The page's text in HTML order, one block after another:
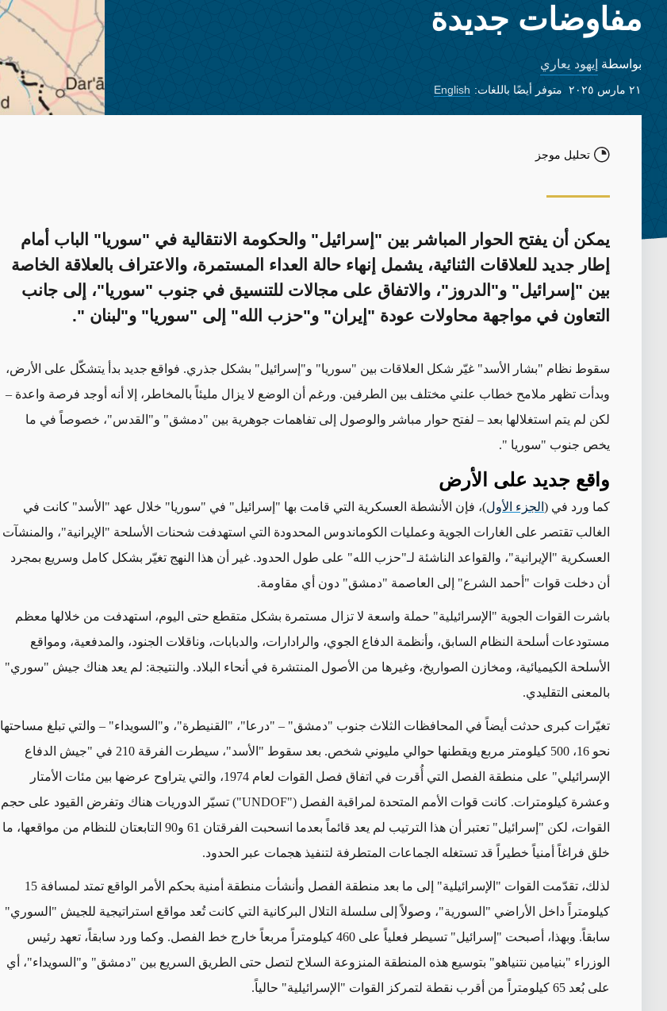
مفاوضات جديدة
بواسطة إيهود يعاري
٢١ مارس ٢٠٢٥ متوفر أيضًا باللغات: English
تحليل موجز
يمكن أن يفتح الحوار المباشر بين "إسرائيل" والحكومة الانتقالية في "سوريا" الباب أمام
إطار جديد للعلاقات الثنائية، يشمل إنهاء حالة العداء المستمرة، والاعتراف بالعلاقة الخاصة
بين "إسرائيل" و"الدروز"، والاتفاق على مجالات للتنسيق في جنوب "سوريا"، إلى جانب
التعاون في مواجهة محاولات عودة "إيران" و"حزب الله" إلى "سوريا" و"لبنان ".
سقوط نظام "بشار الأسد" غيّر شكل العلاقات بين "سوريا" و"إسرائيل" بشكل جذري. فواقع جديد بدأ يتشكّل على الأرض،
وبدأت تظهر ملامح خطاب علني مختلف بين الطرفين. ورغم أن الوضع لا يزال مليئاً بالمخاطر، إلا أنه أوجد فرصة واعدة –
لكن لم يتم استغلالها بعد – لفتح حوار مباشر والوصول إلى تفاهمات جوهرية بين "دمشق" و"القدس"، خصوصاً في ما
يخص جنوب "سوريا ".
واقع جديد على الأرض
كما ورد في ( الجزء الأول)، فإن الأنشطة العسكرية التي قامت بها "إسرائيل" في "سوريا" خلال عهد "الأسد" كانت في
الغالب تقتصر على الغارات الجوية وعمليات الكوماندوس المحدودة التي استهدفت شحنات الأسلحة "الإيرانية"، والمنشآت
العسكرية "الإيرانية"، والقواعد الناشئة لـ"حزب الله" على طول الحدود. غير أن هذا النهج تغيّر بشكل كامل وسريع بمجرد
أن دخلت قوات "أحمد الشرع" إلى العاصمة "دمشق" دون أي مقاومة.
باشرت القوات الجوية "الإسرائيلية" حملة واسعة لا تزال مستمرة بشكل متقطع حتى اليوم، استهدفت من خلالها معظم
مستودعات أسلحة النظام السابق، وأنظمة الدفاع الجوي، والرادارات، والدبابات، وناقلات الجنود، والمدفعية، ومواقع
الأسلحة الكيميائية، ومخازن الصواريخ، وغيرها من الأصول المنتشرة في أنحاء البلاد. والنتيجة: لم يعد هناك جيش "سوري"
بالمعنى التقليدي.
تغيّرات كبرى حدثت أيضاً في المحافظات الثلاث جنوب "دمشق" – "درعا"، "القنيطرة"، و"السويداء" – والتي تبلغ مساحتها
نحو 16، 500 كيلومتر مربع ويقطنها حوالي مليوني شخص. بعد سقوط "الأسد"، سيطرت الفرقة 210 في "جيش الدفاع
الإسرائيلي" على منطقة الفصل التي أُقرت في اتفاق فصل القوات لعام 1974، والتي يتراوح عرضها بين مئات الأمتار
وعشرة كيلومترات. كانت قوات الأمم المتحدة لمراقبة الفصل ("UNDOF")
تسيّر الدوريات هناك وتفرض القيود على حجم
القوات، لكن "إسرائيل" تعتبر أن هذا الترتيب لم يعد قائماً بعدما انسحبت الفرقتان 61 و90 التابعتان للنظام من مواقعها، ما
خلق فراغاً أمنياً خطيراً قد تستغله الجماعات المتطرفة لتنفيذ هجمات عبر الحدود.
لذلك، تقدّمت القوات "الإسرائيلية" إلى ما بعد منطقة الفصل وأنشأت منطقة أمنية بحكم الأمر الواقع تمتد لمسافة 15
كيلومتراً داخل الأراضي "السورية"، وصولاً إلى سلسلة التلال البركانية التي كانت تُعد مواقع استراتيجية للجيش "السوري"
سابقاً. وبهذا، أصبحت "إسرائيل" تسيطر فعلياً على 460 كيلومتراً مربعاً خارج خط الفصل. وكما ورد سابقاً، تعهد رئيس
الوزراء "بنيامين نتنياهو" بتوسيع هذه المنطقة المنزوعة السلاح لتصل حتى الطريق السريع بين "دمشق" و"السويداء"، أي
على بُعد 65 كيلومتراً من أقرب نقطة لتمركز القوات "الإسرائيلية" حالياً
.